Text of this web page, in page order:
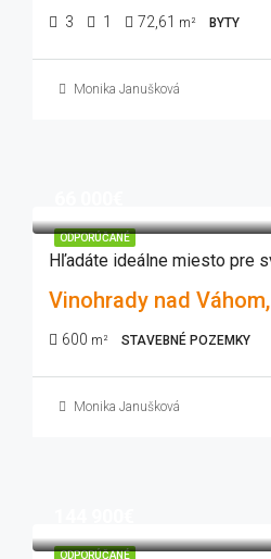
3 1 72,61 m² BYTY
Monika Janušková
ODPORÚČANÉ
Hľadáte ideálne miesto pre
600 m² STAVEBNÉ POZEMKY
Monika Janušková
ODPORÚČANÉ